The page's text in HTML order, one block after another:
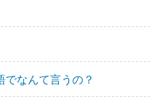
でなんて言うの？